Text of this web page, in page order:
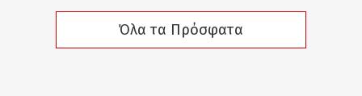
Όλα τα Πρόσφατα